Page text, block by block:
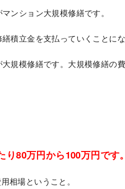
ンション大規模修繕です。
積立金を支払っていくことにな
規模修繕です。大規模修繕の
80万円から100万円です。
相場ということ。